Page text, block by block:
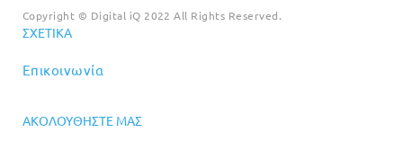
Copyright © Digital iQ 2022 All Rights Reserved.
ΣΧΕΤΙΚΆ
Επικοινωνία
ΑΚΟΛΟΥΘΉΣΤΕ ΜΑΣ